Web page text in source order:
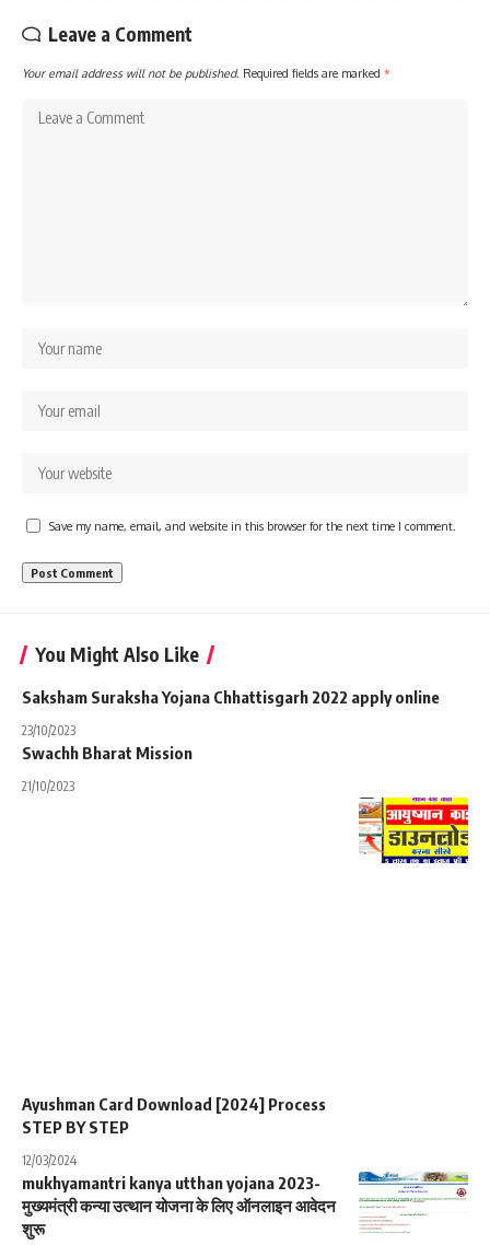
Leave a Comment
Your email address will not be published. Required fields are marked *
Save my name, email, and website in this browser for the next time I comment.
You Might Also Like
Saksham Suraksha Yojana Chhattisgarh 2022 apply online
23/10/2023
Swachh Bharat Mission
21/10/2023
Ayushman Card Download [2024] Process
STEP BY STEP
12/03/2024
mukhyamantri kanya utthan yojana 2023-
मुख्यमंत्री कन्या उत्थान योजना के लिए ऑनलाइन आवेदन
शुरू